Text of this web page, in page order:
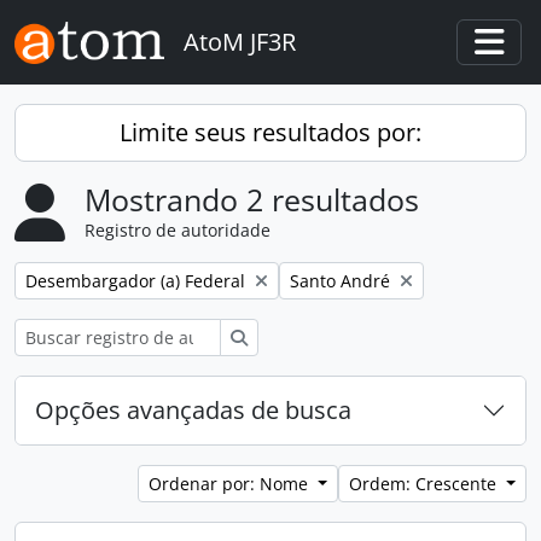
Skip to main content
AtoM JF3R
Limite seus resultados por:
Mostrando 2 resultados
Registro de autoridade
Remover filtro:
Desembargador (a) Federal Remover filtro:
Santo André
Opções avançadas de busca
Ordenar por: Nome Ordem: Crescente